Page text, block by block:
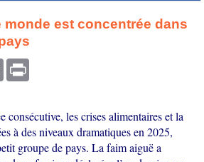
monde est concentrée dans
Email
consécutive, les crises alimentaires et la
à des niveaux dramatiques en 2025,
groupe de pays. La faim aiguë a